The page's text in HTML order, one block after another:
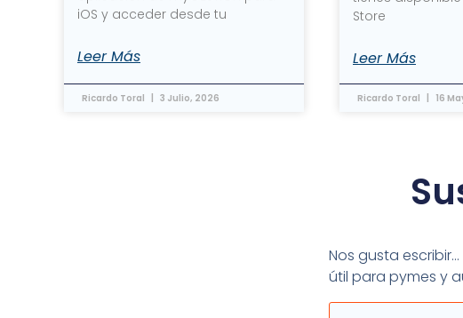
iOS y acceder desde tu
Leer Más
Ricardo Toral 3 Julio, 2026
Store
Leer Más
Ricardo Toral 16
Nos gusta
útil para pymes y
Email